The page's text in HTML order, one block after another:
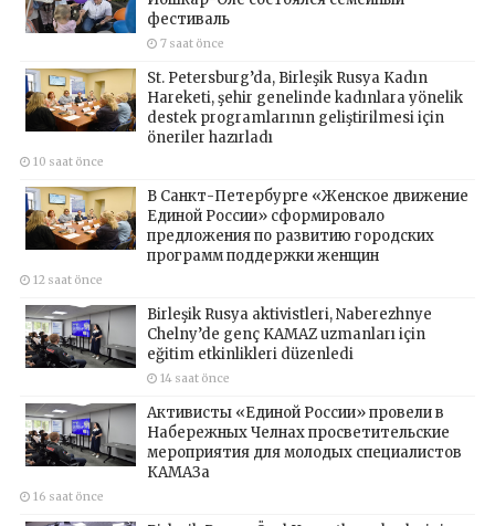
фестиваль
7 saat önce
St. Petersburg’da, Birleşik Rusya Kadın
Hareketi, şehir genelinde kadınlara yönelik
destek programlarının geliştirilmesi için
öneriler hazırladı
10 saat önce
В Санкт-Петербурге «Женское движение
Единой России» сформировало
предложения по развитию городских
программ поддержки женщин
12 saat önce
Birleşik Rusya aktivistleri, Naberezhnye
Chelny’de genç KAMAZ uzmanları için
eğitim etkinlikleri düzenledi
14 saat önce
Активисты «Единой России» провели в
Набережных Челнах просветительские
мероприятия для молодых специалистов
КАМАЗа
16 saat önce